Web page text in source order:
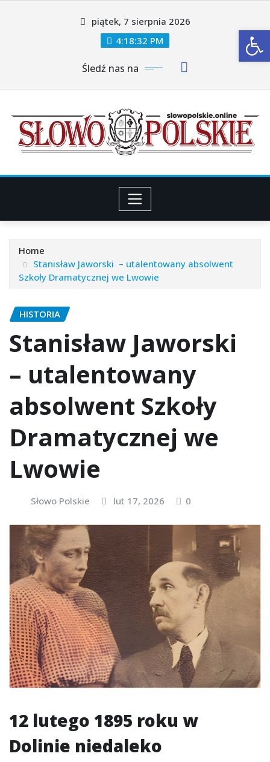
piątek, 7 sierpnia 2026
4:18:34 PM
Śledź nas na
Home
Stanisław Jaworski – utalentowany absolwent
Szkoły Dramatycznej we Lwowie
HISTORIA
Stanisław Jaworski
– utalentowany
absolwent Szkoły
Dramatycznej we
Lwowie
Słowo Polskie lut 17, 2026 0
12 lutego 1895 roku w
Dolinie niedaleko